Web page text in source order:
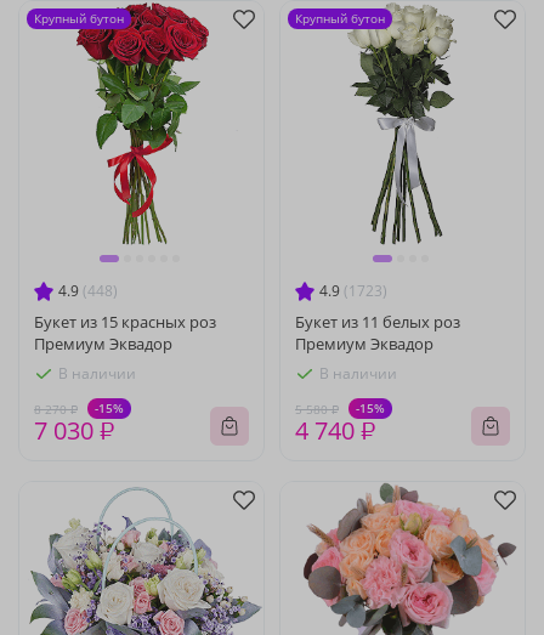
4.9 (448)
Букет из 15 красных роз
Премиум Эквадор
В наличии
8 270 ₽ -15%
7 030 ₽
Крупный бутон
4.9 (1723)
Букет из 11 белых роз
Премиум Эквадор
В наличии
5 580 ₽ -15%
4 740 ₽
Крупный бутон